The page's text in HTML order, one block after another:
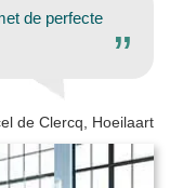
de perfecte
de Clercq, Hoeilaart